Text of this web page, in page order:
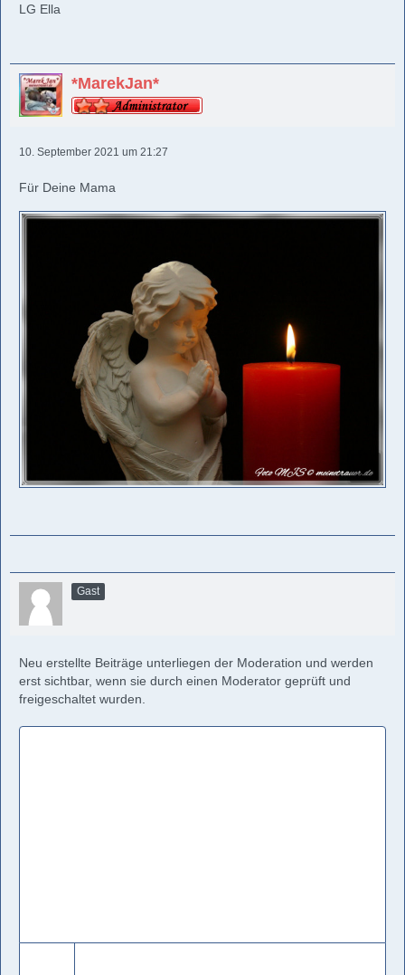
LG Ella
*MarekJan*
10. September 2021 um 21:27
Für Deine Mama
Gast
Neu erstellte Beiträge unterliegen der Moderation und werden
erst sichtbar, wenn sie durch einen Moderator geprüft und
freigeschaltet wurden.